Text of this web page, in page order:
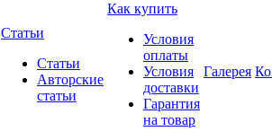
Статьи
Статьи
Авторские
статьи
Как купить
Условия
оплаты
Условия
доставки
Гарантия
на товар
Галерея